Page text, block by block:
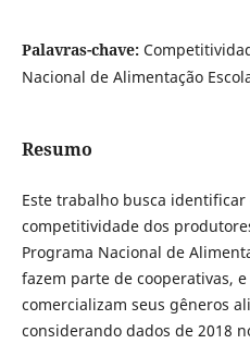
Palavras-chave:
Nacional de Alimentação
Resumo
Este trabalho busca identificar
competitividade dos
Programa Nacional de
fazem parte de cooperativas,
comercializam seus gêneros
considerando dados de 2018